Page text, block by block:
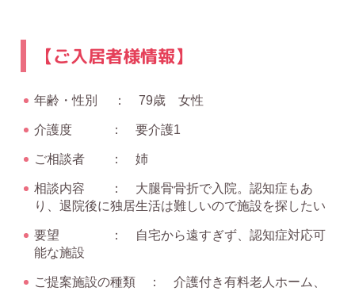
【ご入居者様情報】
年齢・性別 ： 79歳 女性
介護度 ： 要介護1
ご相談者 ： 姉
相談内容 ： 大腿骨骨折で入院。認知症もあ
り、退院後に独居生活は難しいので施設を探したい
要望 ： 自宅から遠すぎず、認知症対応可
能な施設
ご提案施設の種類 ： 介護付き有料老人ホーム、